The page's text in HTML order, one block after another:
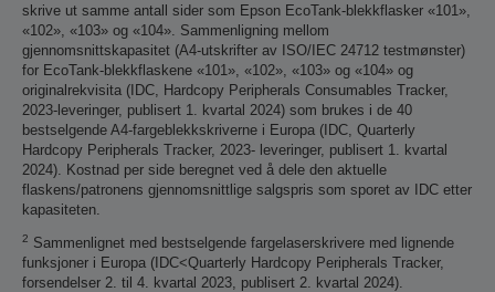
skrive ut samme antall sider som Epson EcoTank-blekkflasker «101»,
«102», «103» og «104». Sammenligning mellom
gjennomsnittskapasitet (A4-utskrifter av ISO/IEC 24712 testmønster)
for EcoTank-blekkflaskene «101», «102», «103» og «104» og
originalrekvisita (IDC, Hardcopy Peripherals Consumables Tracker,
2023-leveringer, publisert 1. kvartal 2024) som brukes i de 40
bestselgende A4-fargeblekkskriverne i Europa (IDC, Quarterly
Hardcopy Peripherals Tracker, 2023- leveringer, publisert 1. kvartal
2024). Kostnad per side beregnet ved å dele den aktuelle
flaskens/patronens gjennomsnittlige salgspris som sporet av IDC etter
kapasiteten.
2 Sammenlignet med bestselgende fargelaserskrivere med lignende
funksjoner i Europa (IDC<Quarterly Hardcopy Peripherals Tracker,
forsendelser 2. til 4. kvartal 2023, publisert 2. kvartal 2024).